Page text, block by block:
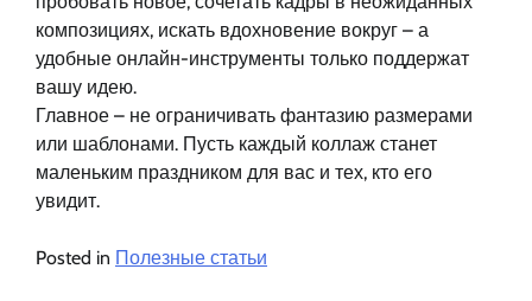
композициях, искать вдохновение вокруг – а
удобные онлайн-инструменты только поддержат
вашу идею.
Главное – не ограничивать фантазию размерами
или шаблонами. Пусть каждый коллаж станет
маленьким праздником для вас и тех, кто его
увидит.
Posted in Полезные статьи